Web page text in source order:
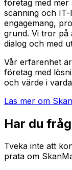
företag med
scanning och IT-
engagemang,
grund. Vi tror på
dialog och med
Vår erfarenhet
företag med
och värde i
Läs mer om
Har du
Tveka inte att
prata om